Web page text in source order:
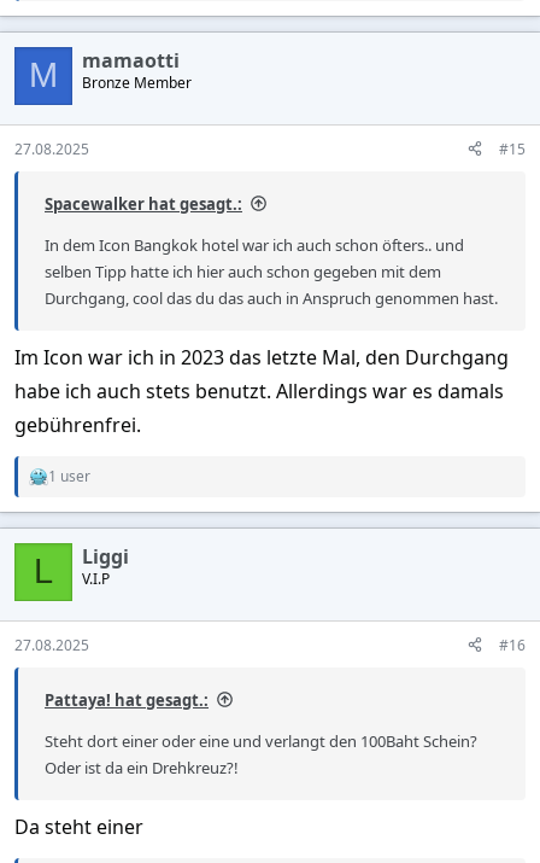
c
t
o
n
s
M mamaotti
Bronze Member
27.08.2025 #15
Spacewalker hat gesagt.:
In dem Icon Bangkok hotel war ich auch schon öfters.. und
selben Tipp hatte ich hier auch schon gegeben mit dem
Durchgang, cool das du das auch in Anspruch genommen hast.
Im Icon war ich in 2023 das letzte Mal, den Durchgang
habe ich auch stets benutzt. Allerdings war es damals
gebührenfrei.
R
c
o
n
s
1 user
L Liggi
V.I.P
27.08.2025 #16
Pattaya! hat gesagt.:
Steht dort einer oder eine und verlangt den 100Baht Schein?
Oder ist da ein Drehkreuz?!
Da steht einer